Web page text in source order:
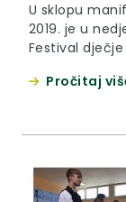
U sklopu
2019. je u
Festival
Pročitaj